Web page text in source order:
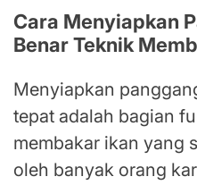
Cara Menyiapkan
Benar Teknik
Menyiapkan
tepat adalah bagian
membakar ikan yang
oleh banyak orang